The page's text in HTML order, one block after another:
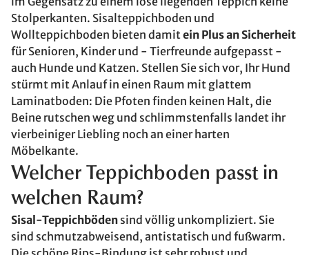
Stolperkanten. Sisalteppichboden und
Wollteppichboden bieten damitein Plus an Sicherheit
für Senioren, Kinder und - Tierfreunde aufgepasst -
auch Hunde und Katzen. Stellen Sie sich vor, Ihr Hund
stürmt mit Anlauf in einen Raum mit glattem
Laminatboden: Die Pfoten finden keinen Halt, die
Beine rutschen weg und schlimmstenfalls landet ihr
vierbeiniger Liebling noch an einer harten
Möbelkante.
Welcher Teppichboden passt in
welchen Raum?
Sisal-Teppichböden sind völlig unkompliziert. Sie
sind schmutzabweisend, antistatisch und fußwarm.